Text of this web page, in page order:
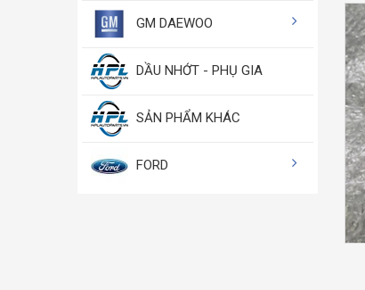
GM DAEWOO
DẦU NHỚT - PHỤ GIA
SẢN PHẨM KHÁC
FORD